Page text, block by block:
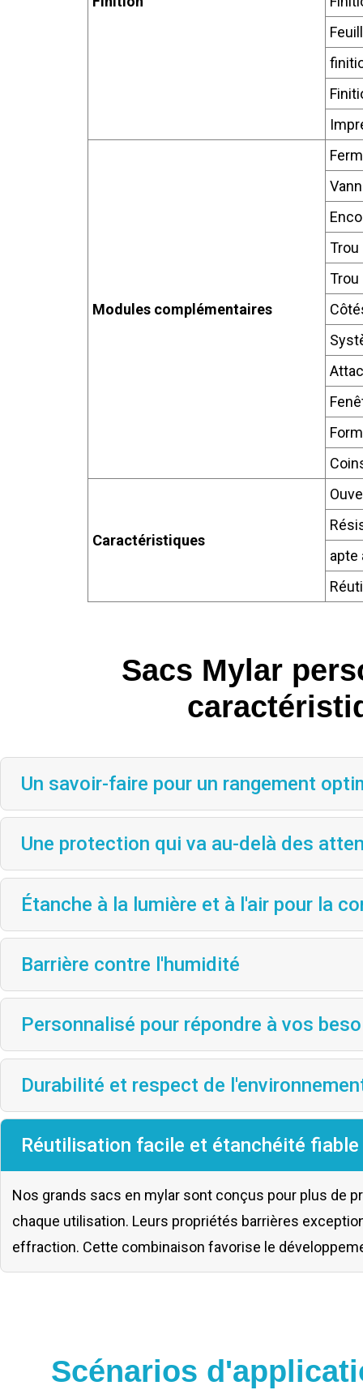
Modules complémentaires
Trou
Caractéristiques
apte
Sacs Mylar
Un savoir-faire pour un rangement
Une protection qui va au-delà des
Étanche à la lumière et à l'air pour la
Barrière contre l'humidité
Personnalisé pour répondre à vos
Durabilité et respect de
Réutilisation facile et étanchéité fiable
Nos grands sacs en mylar sont conçus pour plus de
chaque utilisation. Leurs propriétés barrières
effraction. Cette combinaison favorise le
Scénarios